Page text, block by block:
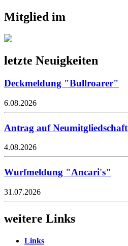
Mitglied im
letzte Neuigkeiten
Deckmeldung "Bullroarer"
6.08.2026
Antrag auf Neumitgliedschaft
4.08.2026
Wurfmeldung "Ancari's"
31.07.2026
weitere Links
Links